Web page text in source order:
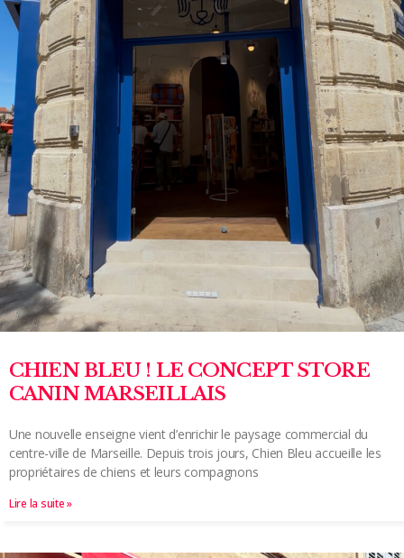
CHIEN BLEU ! LE CONCEPT STORE
CANIN MARSEILLAIS
Une nouvelle enseigne vient d’enrichir le paysage commercial du
centre-ville de Marseille. Depuis trois jours, Chien Bleu accueille les
propriétaires de chiens et leurs compagnons
Lire la suite »